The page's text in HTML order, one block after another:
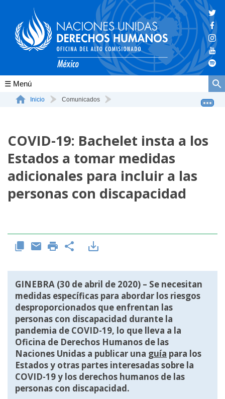
Conócenos
La ONU-DH en México
Vacantes ONU-DH México
ONU-DH en el tiempo
Inicio Comunicados
COVID-19: Bachelet insta a los
Estados a tomar medidas
adicionales para incluir a las
personas con discapacidad
GINEBRA (30 de abril de 2020) – Se necesitan
medidas específicas para abordar los riesgos
desproporcionados que enfrentan las
personas con discapacidad durante la
pandemia de COVID-19, lo que lleva a la
Oficina de Derechos Humanos de las
Naciones Unidas a publicar una guía para los
Estados y otras partes interesadas sobre la
COVID-19 y los derechos humanos de las
personas con discapacidad.